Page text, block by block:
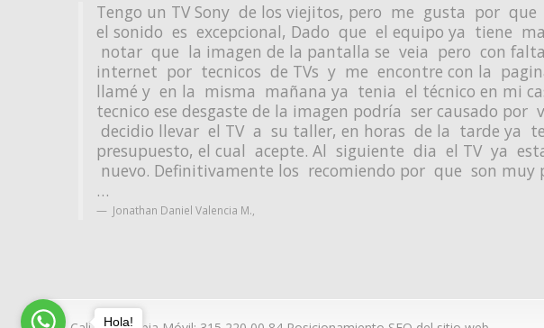
Tengo un TV Sony de los viejitos, pero me gusta por
el sonido es excepcional, Dado que el equipo ya tiene
notar que la imagen de la pantalla se veia pero con
internet por tecnicos de TVs y me encontre con la
llamé y en la misma mañana ya tenia el técnico en mi
tecnico ese desgaste de la imagen podría ser causado por
decidio llevar el TV a su taller, en horas de la tarde ya
presupuesto, el cual acepte. Al siguiente dia el TV ya
nuevo. Definitivamente los recomiendo por que son muy
…
Jonathan Daniel Valencia M.
Hola!